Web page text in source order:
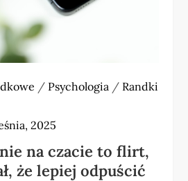
/ Psychologia / Randki
2025
na czacie to flirt,
że lepiej odpuścić